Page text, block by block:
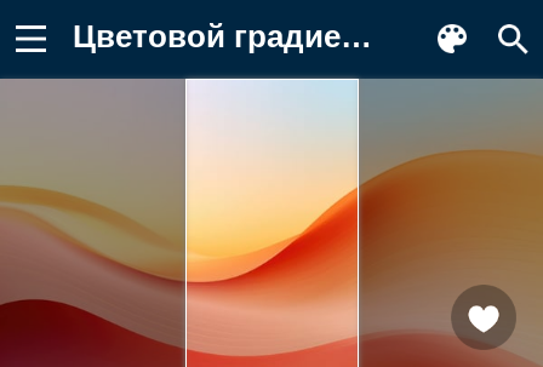
Цветовой градиент, минималистская Обои для телефона